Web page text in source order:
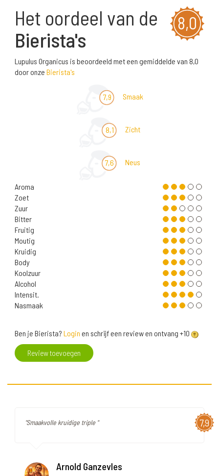
8,0
Het oordeel van de
Bierista's
Lupulus Organicus is beoordeeld met een gemiddelde van 8,0
door onze Bierista's
7,9 Smaak
8,1 Zicht
7,6 Neus
Aroma
Zoet
Zuur
Bitter
Fruitig
Moutig
Kruidig
Body
Koolzuur
Alcohol
Intensit.
Nasmaak
Ben je Bierista? Login en schrijf een review en ontvang +10
Review toevoegen
7,9
"Smaakvolle kruidige triple "
Arnold Ganzevles